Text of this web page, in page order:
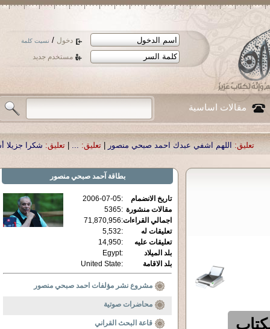
دخول / نسيت كلمة
مستخدم جديد
مقالات اساسية
اشفي عبدك احمد صبحي منصور| تعليق: ...
|تعليق: شكرا جزيلا أستاذ حمد
بطاقة آحمد صبحي منصور
تاريخ الانضمام :
2006-07-05
مقالات منشورة :
5365
اجمالي القراءات:
71,870,956
تعليقات له
:
5,532
تعليقات عليه
:
14,950
بلد الميلاد
:
Egypt
بلد الاقامة
:
United State
مشروع نشر مؤلفات احمد صبحي منصور
محاضرات صوتية
قاعة البحث القراني